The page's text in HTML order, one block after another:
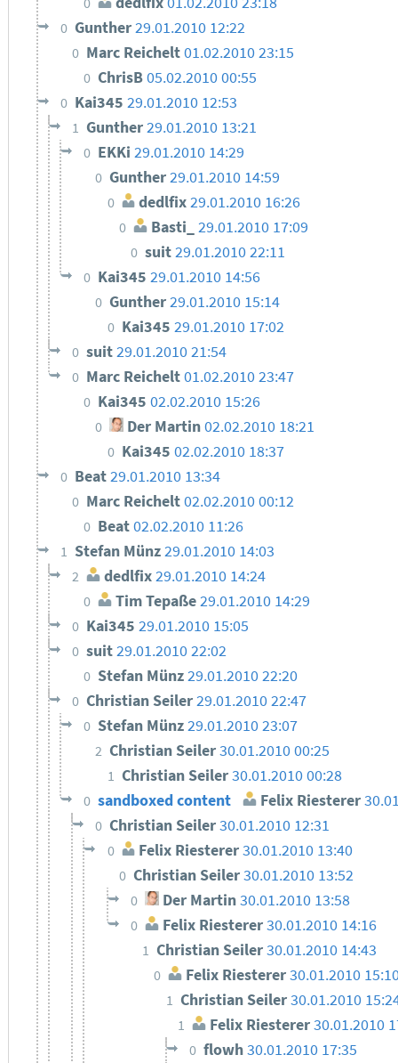
0 Gunther29.01.2010 12:22
0 Marc Reichelt01.02.2010 23:15
0 ChrisB05.02.2010 00:55
0 Kai345 29.01.2010 12:53
1 Gunther29.01.2010 13:21
0 EKKi29.01.2010 14:29
0 Gunther29.01.2010 14:59
0 dedlfix29.01.2010 16:26
0 Basti_ 29.01.2010 17:09
0 suit29.01.2010 22:11
0 Kai34529.01.2010 14:56
0 Gunther29.01.2010 15:14
0 Kai345 29.01.2010 17:02
0 suit29.01.2010 21:54
0 Marc Reichelt01.02.2010 23:47
0 Kai34502.02.2010 15:26
0 Der Martin02.02.2010 18:21
0 Kai345 02.02.2010 18:37
0 Beat29.01.2010 13:34
0 Marc Reichelt02.02.2010 00:12
0 Beat02.02.2010 11:26
1 Stefan Münz29.01.2010 14:03
2 dedlfix29.01.2010 14:24
0 Tim Tepaße29.01.2010 14:29
0 Kai345 29.01.2010 15:05
0 suit29.01.2010 22:02
0 Stefan Münz29.01.2010 22:20
0 Christian Seiler29.01.2010 22:47
0 Stefan Münz29.01.2010 23:07
2 Christian Seiler30.01.2010 00:25
1 Christian Seiler30.01.2010 00:28
0 sandboxed content Felix Riesterer
0 Christian Seiler30.01.2010 12:31
0 Felix Riesterer30.01.2010 13:40
0 Christian Seiler30.01.2010 13:52
0 Der Martin30.01.2010 13:58
0 Felix Riesterer30.01.2010 14:16
1 Christian Seiler30.01.2010 14:43
0 Felix Riesterer30.01.2010
1 Christian Seiler30.01.2010
1 Felix Riesterer 30.01.2010
0 flowh30.01.2010 17:35